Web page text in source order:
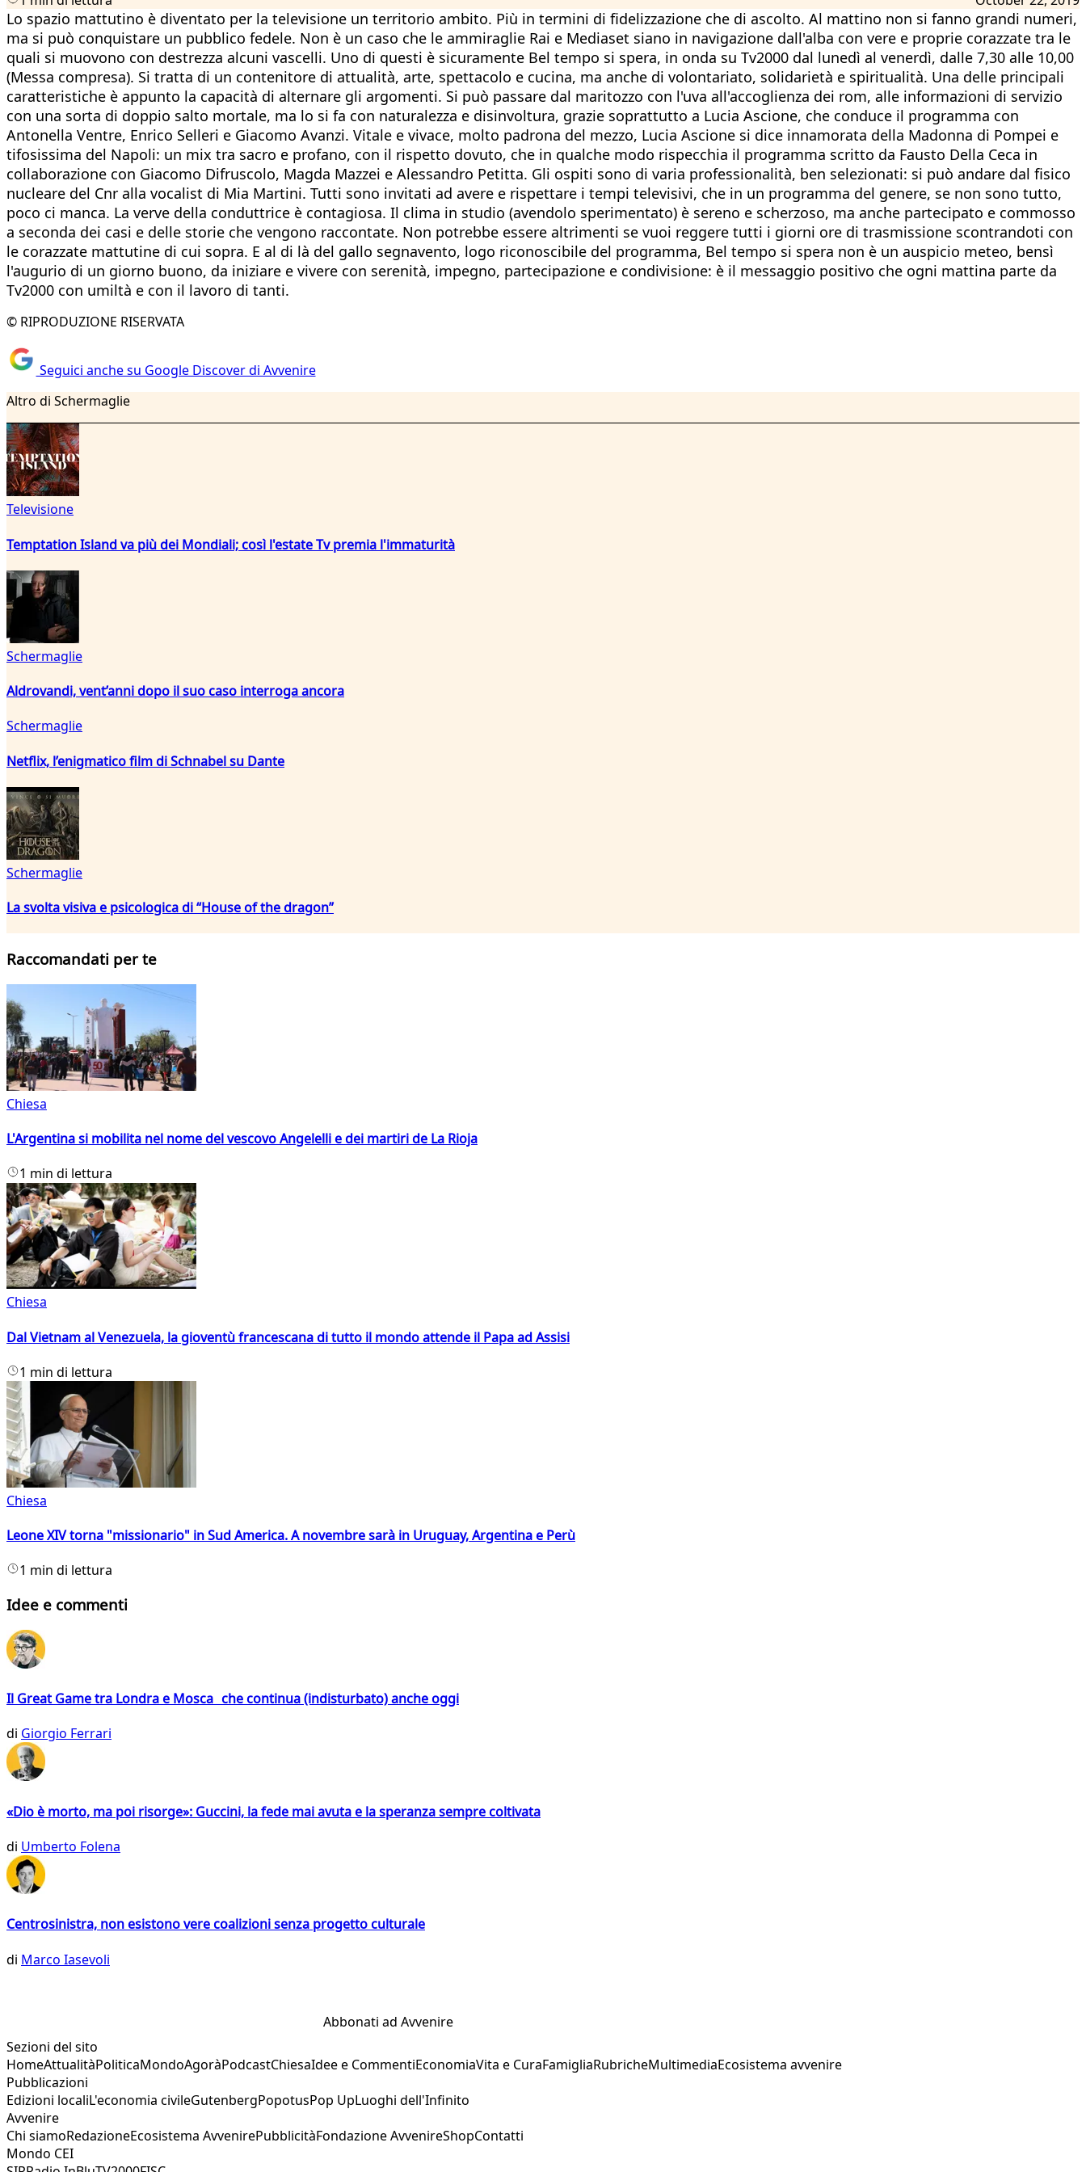
Lo spazio mattutino è diventato per la televisione un territorio ambito. Più in termini di fidelizzazione che di ascolto. Al mattino non si fanno grandi numeri,
ma si può conquistare un pubblico fedele. Non è un caso che le ammiraglie Rai e Mediaset siano in navigazione dall'alba con vere e proprie corazzate tra le
quali si muovono con destrezza alcuni vascelli. Uno di questi è sicuramente Bel tempo si spera, in onda su Tv2000 dal lunedì al venerdì, dalle 7,30 alle 10,00
(Messa compresa). Si tratta di un contenitore di attualità, arte, spettacolo e cucina, ma anche di volontariato, solidarietà e spiritualità. Una delle principali
caratteristiche è appunto la capacità di alternare gli argomenti. Si può passare dal maritozzo con l'uva all'accoglienza dei rom, alle informazioni di servizio
con una sorta di doppio salto mortale, ma lo si fa con naturalezza e disinvoltura, grazie soprattutto a Lucia Ascione, che conduce il programma con
Antonella Ventre, Enrico Selleri e Giacomo Avanzi. Vitale e vivace, molto padrona del mezzo, Lucia Ascione si dice innamorata della Madonna di Pompei e
tifosissima del Napoli: un mix tra sacro e profano, con il rispetto dovuto, che in qualche modo rispecchia il programma scritto da Fausto Della Ceca in
collaborazione con Giacomo Difruscolo, Magda Mazzei e Alessandro Petitta. Gli ospiti sono di varia professionalità, ben selezionati: si può andare dal fisico
nucleare del Cnr alla vocalist di Mia Martini. Tutti sono invitati ad avere e rispettare i tempi televisivi, che in un programma del genere, se non sono tutto,
poco ci manca. La verve della conduttrice è contagiosa. Il clima in studio (avendolo sperimentato) è sereno e scherzoso, ma anche partecipato e commosso
a seconda dei casi e delle storie che vengono raccontate. Non potrebbe essere altrimenti se vuoi reggere tutti i giorni ore di trasmissione scontrandoti con
le corazzate mattutine di cui sopra. E al di là del gallo segnavento, logo riconoscibile del programma, Bel tempo si spera non è un auspicio meteo, bensì
l'augurio di un giorno buono, da iniziare e vivere con serenità, impegno, partecipazione e condivisione: è il messaggio positivo che ogni mattina parte da
Tv2000 con umiltà e con il lavoro di tanti.
© RIPRODUZIONE RISERVATA
Seguici anche su Google Discover di Avvenire
Altro di Schermaglie
Televisione
Temptation Island va più dei Mondiali; così l'estate Tv premia l'immaturità
Schermaglie
Aldrovandi, vent’anni dopo il suo caso interroga ancora
Schermaglie
Netflix, l’enigmatico film di Schnabel su Dante
Schermaglie
La svolta visiva e psicologica di “House of the dragon”
Raccomandati per te
Chiesa
L'Argentina si mobilita nel nome del vescovo Angelelli e dei martiri de La Rioja
1 min di lettura
Chiesa
Dal Vietnam al Venezuela, la gioventù francescana di tutto il mondo attende il Papa ad Assisi
1 min di lettura
Chiesa
Leone XIV torna "missionario" in Sud America. A novembre sarà in Uruguay, Argentina e Perù
1 min di lettura
Idee e commenti
Il Great Game tra Londra e Mosca che continua (indisturbato) anche oggi
di Giorgio Ferrari
«Dio è morto, ma poi risorge»: Guccini, la fede mai avuta e la speranza sempre coltivata
di Umberto Folena
Centrosinistra, non esistono vere coalizioni senza progetto culturale
di Marco Iasevoli
Abbonati ad Avvenire
Sezioni del sito
HomeAttualitàPoliticaMondoAgoràPodcastChiesaIdee e CommentiEconomiaVita e CuraFamigliaRubricheMultimediaEcosistema avvenire
Pubblicazioni
Edizioni localiL'economia civileGutenbergPopotusPop UpLuoghi dell'Infinito
Avvenire
Chi siamoRedazioneEcosistema AvvenirePubblicitàFondazione AvvenireShopContatti
Mondo CEI